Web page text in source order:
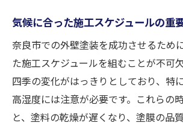
外観美を保つためのカラー選
ク
塗装によるデザイン性の向
住まいの印象を左右する塗
グ
気候に合った施工スケジュールの重
奈良市での外壁塗装を成功させるため
た施工スケジュールを組むことが不可
四季の変化がはっきりとしており、特
高湿度には注意が必要です。これらの
と、塗料の乾燥が遅くなり、塗膜の品